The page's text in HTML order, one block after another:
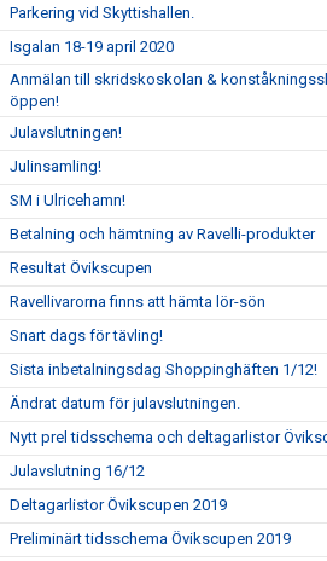
Parkering vid Skyttishallen.
Isgalan 18-19 april 2020
Anmälan till skridskoskolan &
öppen!
Julavslutningen!
Julinsamling!
SM i Ulricehamn!
Betalning och hämtning av Ravelli-produkter
Resultat Övikscupen
Ravellivarorna finns att hämta lör-sön
Snart dags för tävling!
Sista inbetalningsdag Shoppinghäften 1/12!
Ändrat datum för julavslutningen.
Nytt prel tidsschema och deltagarlistor
Julavslutning 16/12
Deltagarlistor Övikscupen 2019
Preliminärt tidsschema Övikscupen 2019